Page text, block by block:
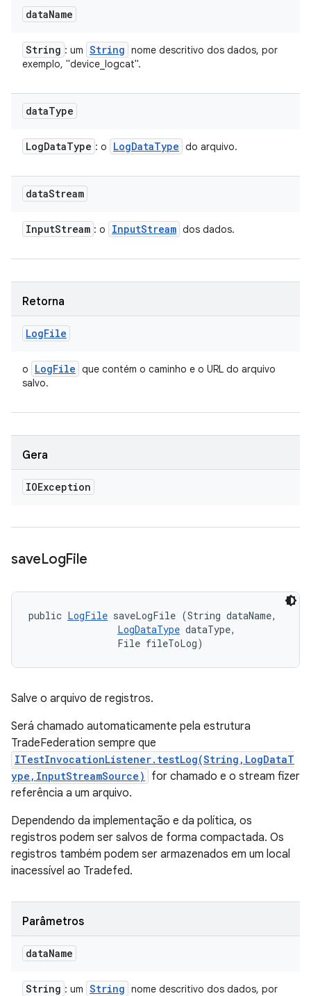
dataName
String : um String nome descritivo dos dados, por
exemplo, "device_logcat".
dataType
LogDataType : o LogDataType do arquivo.
dataStream
InputStream : o InputStream dos dados.
Retorna
LogFile
o LogFile que contém o caminho e o URL do arquivo
salvo.
Gera
IOException
saveLogFile
public LogFile saveLogFile (String dataName,
LogDataType dataType,
                File fileToLog)
Salve o arquivo de registros.
Será chamado automaticamente pela estrutura
TradeFederation sempre que
ITestInvocationListener.testLog(String,LogDataT
ype,InputStreamSource)
for chamado e o stream fizer
referência a um arquivo.
Dependendo da implementação e da política, os
registros podem ser salvos de forma compactada. Os
registros também podem ser armazenados em um local
inacessível ao Tradefed.
Parâmetros
dataName
String : um String nome descritivo dos dados, por